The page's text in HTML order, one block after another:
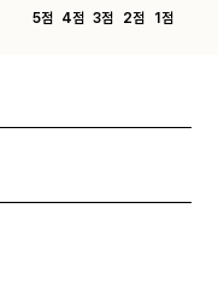
5점 4점 3점 2점 1점